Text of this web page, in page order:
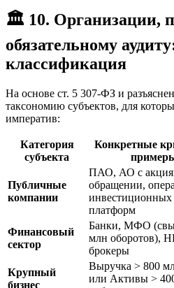
🏛️ 10. Организации,
обязательному
классификация
На основе ст. 5 307-ФЗ и
таксономию субъектов, для
императив:
Категория
субъекта
Конкретные
Публичные
компании
ПАО, АО с
обращении,
инвестиционных
платформ
Финансовый
сектор
Банки, МФО
млн оборотов),
брокеры
Крупный
бизнес
Выручка > 800
или Активы >